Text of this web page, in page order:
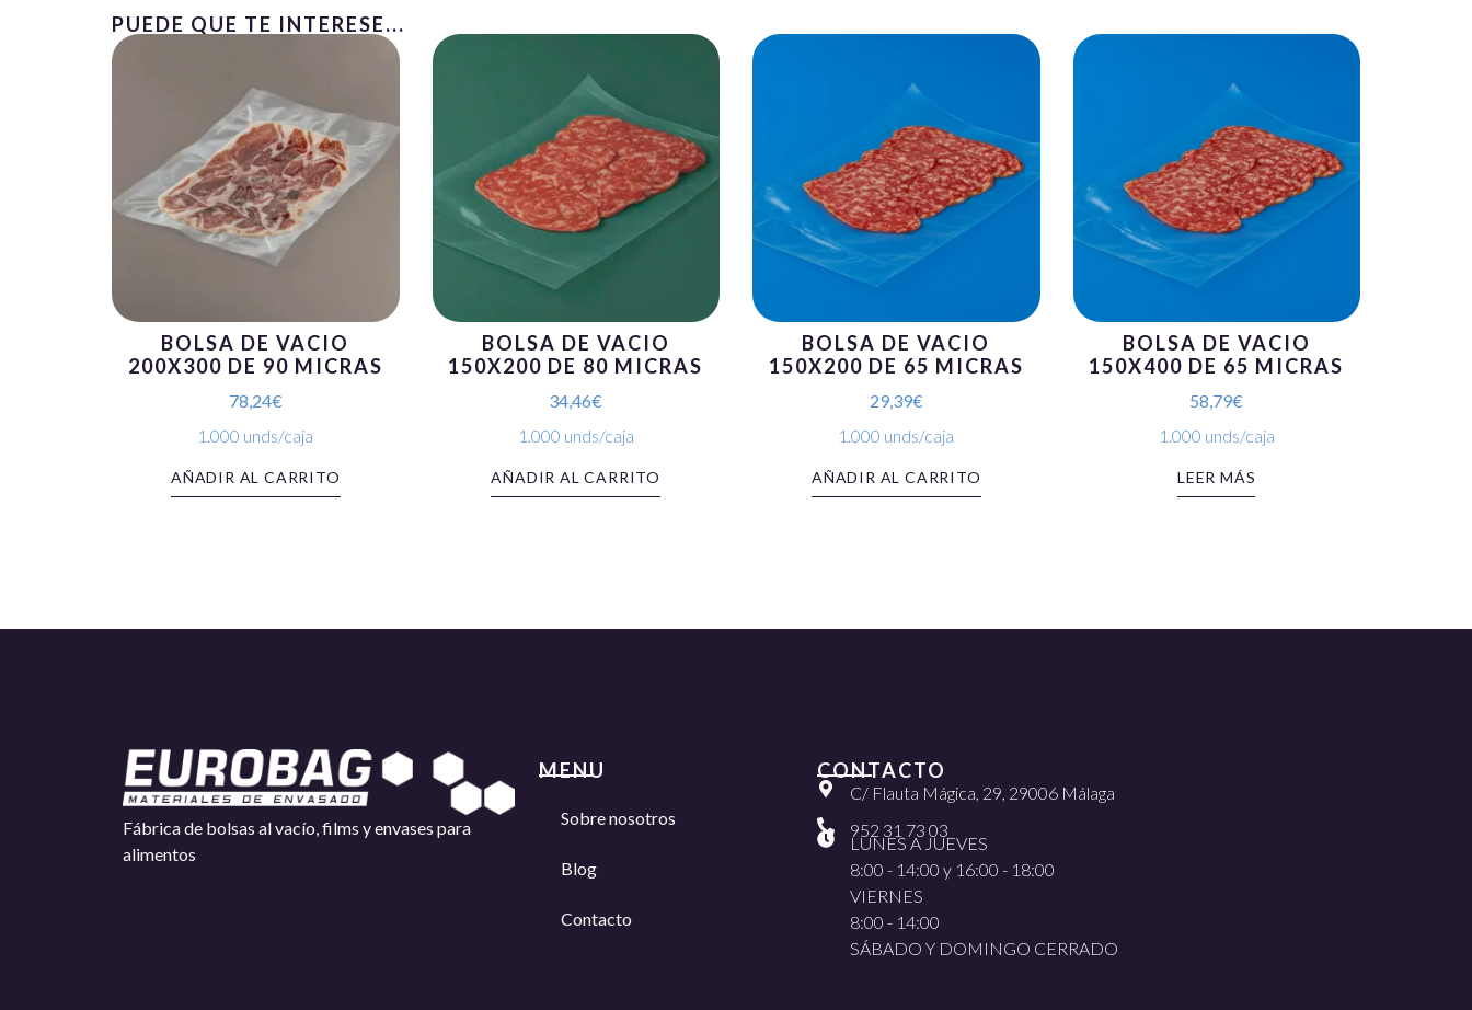
PUEDE QUE TE INTERESE...
BOLSA DE VACIO
200X300 DE 90 MICRAS
78,24€
1.000 unds/caja
AÑADIR AL CARRITO
BOLSA DE VACIO
150X200 DE 80 MICRAS
34,46€
1.000 unds/caja
AÑADIR AL CARRITO
BOLSA DE VACIO
150X200 DE 65 MICRAS
29,39€
1.000 unds/caja
AÑADIR AL CARRITO
BOLSA DE VACIO
150X400 DE 65 MICRAS
58,79€
1.000 unds/caja
LEER MÁS
Fábrica de bolsas al vacío, films y envases para
alimentos
MENU
Sobre nosotros
Blog
Contacto
CONTACTO
C/ Flauta Mágica, 29, 29006 Málaga
952 31 73 03
LUNES A JUEVES
8:00 - 14:00 y 16:00 - 18:00
VIERNES
8:00 - 14:00
SÁBADO Y DOMINGO CERRADO